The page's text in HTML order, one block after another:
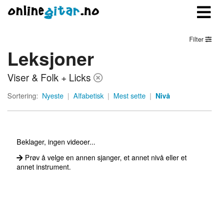
Meny
Logg inn
Filter
Leksjoner
Viser & Folk + Licks
Sortering: Nyeste | Alfabetisk | Mest sette | Nivå
Beklager, ingen videoer...
Prøv å velge en annen sjanger, et annet nivå eller et
annet instrument.